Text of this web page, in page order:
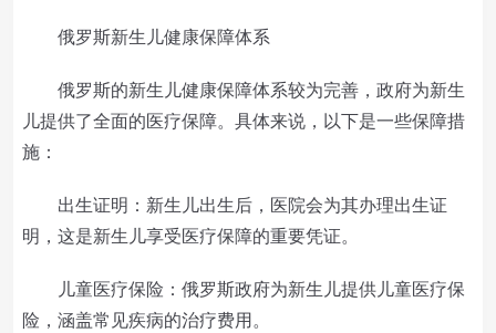
俄罗斯新生儿健康保障体系
俄罗斯的新生儿健康保障体系较为完善，政府为新生
儿提供了全面的医疗保障。具体来说，以下是一些保障措
施：
出生证明：新生儿出生后，医院会为其办理出生证
明，这是新生儿享受医疗保障的重要凭证。
儿童医疗保险：俄罗斯政府为新生儿提供儿童医疗保
险，涵盖常见疾病的治疗费用。